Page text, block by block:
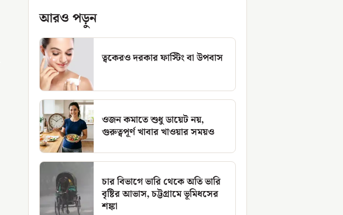
আরও পড়ুন
ত্বকেরও দরকার ফাস্টিং বা উপবাস
ওজন কমাতে শুধু ডায়েট নয়,
গুরুত্বপূর্ণ খাবার খাওয়ার সময়ও
চার বিভাগে ভারি থেকে অতি ভারি
বৃষ্টির আভাস, চট্টগ্রামে ভূমিধসের
শঙ্কা